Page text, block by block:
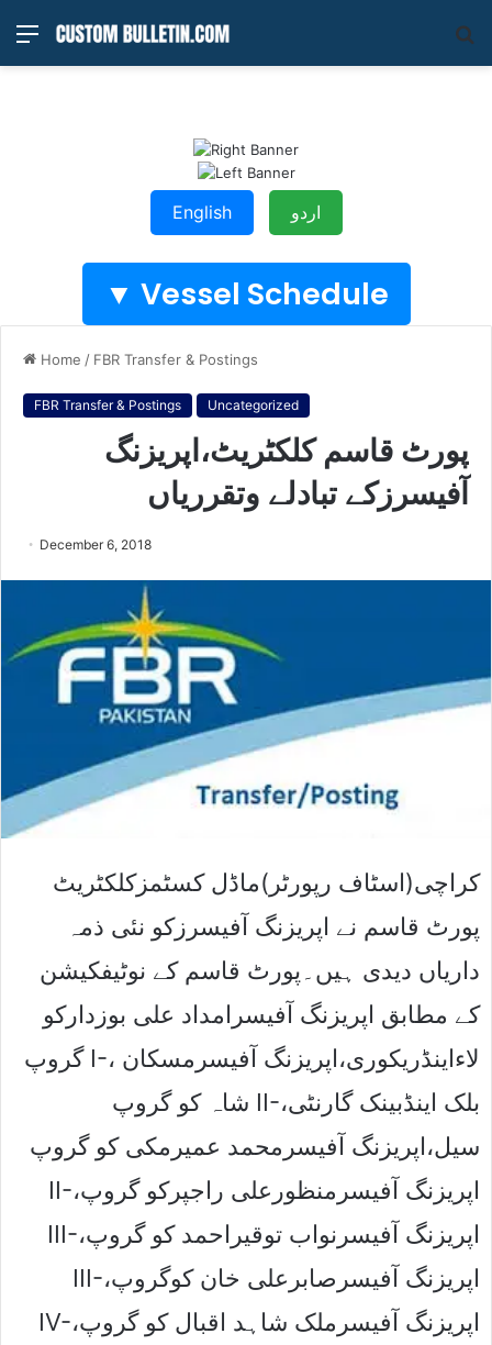
Menu
English اردو
Vessel Schedule ▼
Home / FBR Transfer & Postings
FBR Transfer & Postings Uncategorized
پورٹ قاسم کلکٹریٹ،اپریزنگ
آفیسرزکے تبادلے وتقرریاں
December 6, 2018
کراچی(اسٹاف رپورٹر)ماڈل کسٹمزکلکٹریٹ
پورٹ قاسم نے اپریزنگ آفیسرزکو نئی ذمہ
داریاں دیدی ہیں۔پورٹ قاسم کے نوٹیفکیشن
کے مطابق اپریزنگ آفیسرامداد علی بوزدارکو
گروپ I-، لاءاینڈریکوری،اپریزنگ آفیسرمسکان
شاہ کو گروپ II-،بلک اینڈبینک گارنٹی
سیل،اپریزنگ آفیسرمحمد عمیرمکی کو گروپ
II-،اپریزنگ آفیسرمنظورعلی راجپرکو گروپ
III-،اپریزنگ آفیسرنواب توقیراحمد کو گروپ
III-،اپریزنگ آفیسرصابرعلی خان کوگروپ
IV-،اپریزنگ آفیسرملک شاہد اقبال کو گروپ